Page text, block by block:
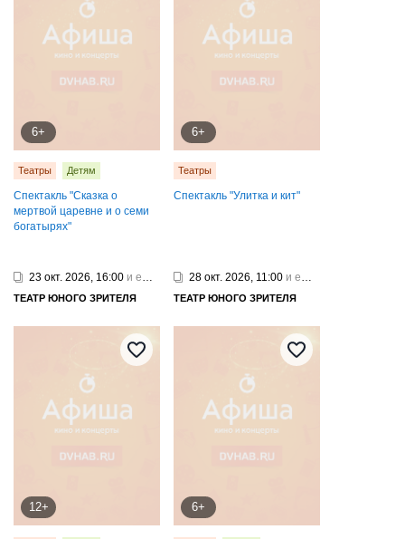
6+
Театры Детям
Спектакль "Сказка о
мертвой царевне и о семи
богатырях"
6+
Театры
Спектакль "Улитка и кит"
23 окт. 2026, 16:00 и еще 1
ТЕАТР ЮНОГО ЗРИТЕЛЯ
12+
28 окт. 2026, 11:00 и еще 1
ТЕАТР ЮНОГО ЗРИТЕЛЯ
6+